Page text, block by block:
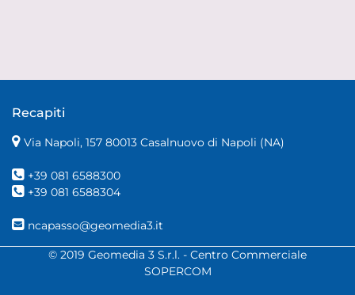
Recapiti
Via Napoli, 157 80013 Casalnuovo di Napoli (NA)
+39 081 6588300
+39 081 6588304
ncapasso@geomedia3.it
© 2019 Geomedia 3 S.r.l. - Centro Commerciale
SOPERCOM